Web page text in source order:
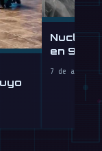
Nucleus
en 90
7 de agosto